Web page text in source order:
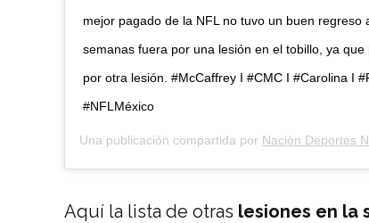
mejor pagado de la NFL no tuvo un buen regreso
semanas fuera por una lesión en el tobillo, ya
por otra lesión. #McCaffrey I #CMC I #Carolina I
#NFLMéxico
Una publicación compartida por Nación Deportes
Aquí la lista de otras lesiones en la